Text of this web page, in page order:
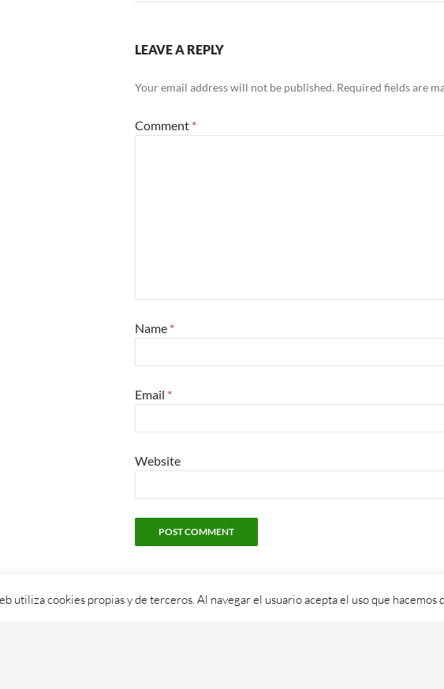
LEAVE A REPLY
Your email address will not be published. Required fields are
Comment *
Name *
Email *
Website
utiliza cookies propias y de terceros. Al navegar el usuario acepta el uso que hacemos